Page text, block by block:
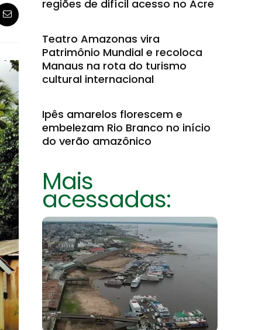
regiões de difícil acesso no Acre
Teatro Amazonas vira
Patrimônio Mundial e recoloca
Manaus na rota do turismo
cultural internacional
Ipês amarelos florescem e
embelezam Rio Branco no início
do verão amazônico
Mais
acessadas: